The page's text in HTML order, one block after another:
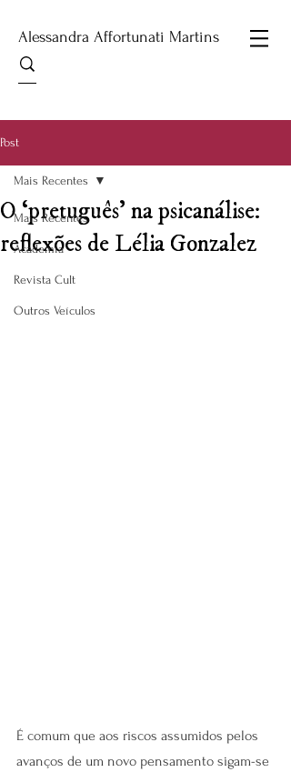
Alessandra Affortunati Martins
Post
Mais Recentes
Academia
Revista Cult
Outros Veículos
Mais Recentes
O ‘pretuguês’ na psicanálise:
reflexões de Lélia Gonzalez
É comum que aos riscos assumidos pelos
avanços de um novo pensamento sigam-se